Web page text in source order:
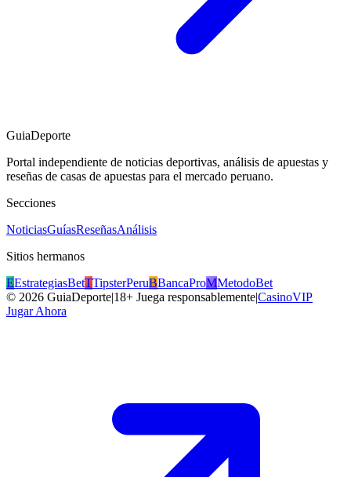
GuiaDeporte
Portal independiente de noticias deportivas, análisis de apuestas y
reseñas de casas de apuestas para el mercado peruano.
Secciones
NoticiasGuíasReseñasAnálisis
Sitios hermanos
EEstrategiasBetTTipsterPeruBBancaProMMetodoBet
© 2026 GuiaDeporte|18+ Juega responsablemente|CasinoVIP
Jugar Ahora